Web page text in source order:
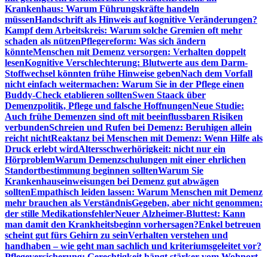
Krankenhaus: Warum Führungskräfte handeln
müssenHandschrift als Hinweis auf kognitive Veränderungen?
Kampf dem Arbeitskreis: Warum solche Gremien oft mehr
schaden als nützenPflegereform: Was sich ändern
könnteMenschen mit Demenz versorgen: Verhalten doppelt
lesenKognitive Verschlechterung: Blutwerte aus dem Darm-
Stoffwechsel könnten frühe Hinweise gebenNach dem Vorfall
nicht einfach weitermachen: Warum Sie in der Pflege einen
Buddy-Check etablieren solltenSwen Staack über
Demenzpolitik, Pflege und falsche HoffnungenNeue Studie:
Auch frühe Demenzen sind oft mit beeinflussbaren Risiken
verbundenSchreien und Rufen bei Demenz: Beruhigen allein
reicht nichtReaktanz bei Menschen mit Demenz: Wenn Hilfe als
Druck erlebt wirdAltersschwerhörigkeit: nicht nur ein
HörproblemWarum Demenzschulungen mit einer ehrlichen
Standortbestimmung beginnen solltenWarum Sie
Krankenhauseinweisungen bei Demenz gut abwägen
solltenEmpathisch leiden lassen: Warum Menschen mit Demenz
mehr brauchen als VerständnisGegeben, aber nicht genommen:
der stille MedikationsfehlerNeuer Alzheimer-Bluttest: Kann
man damit den Krankheitsbeginn vorhersagen?Enkel betreuen
scheint gut fürs Gehirn zu seinVerhalten verstehen und
handhaben – wie geht man sachlich und kriteriumsgeleitet vor?